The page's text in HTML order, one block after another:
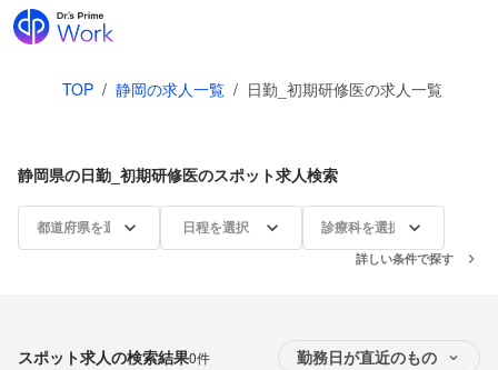
TOP / 静岡の求人一覧 / 日勤_初期研修医の求人一覧
静岡県の日勤_初期研修医のスポット求人検索
都道府県を選択 日程を選択 診療科を選択
詳しい条件で探す
スポット求人の検索結果0件 勤務日が直近のもの